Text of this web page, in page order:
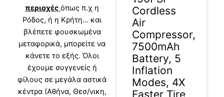
περιοχές όπως π.χ η
Ρόδος, ή η Κρήτη… και
βλέπετε φουσκωμένα
μεταφορικά, μπορείτε να
κάνετε το εξής. Όλοι
έχουμε συγγενείς ή
φίλους σε μεγάλα αστικά
κέντρα (Αθήνα, Θεσ/νικη,
Cordless
Air
Compressor,
7500mAh
Battery, 5
Inflation
Modes, 4X
Faster Tire